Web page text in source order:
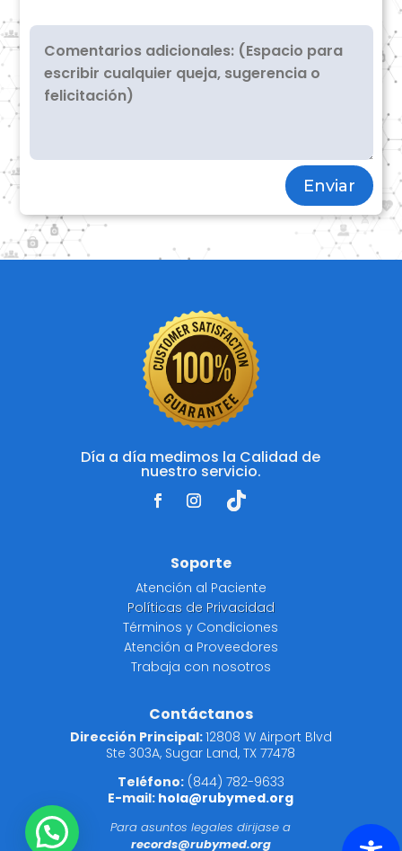
Enviar
Día a día medimos la Calidad de
nuestro servicio.
Soporte
Atención al Paciente
Políticas de Privacidad
Términos y Condiciones
Atención a Proveedores
Trabaja con nosotros
Contáctanos
Dirección Principal:12808 W Airport Blvd
Ste 303A, Sugar Land, TX 77478
Teléfono: (844) 782-9633
E-mail: hola@rubymed.org
Para asuntos legales dirijase a
records@rubymed.org